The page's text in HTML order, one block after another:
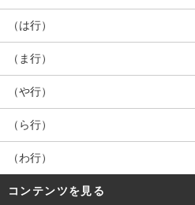
（は行）
（ま行）
（や行）
（ら行）
（わ行）
コンテンツを見る